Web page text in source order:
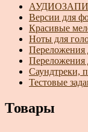
Версии для
Красивые
Ноты для
Переложения
Переложения
Саундтреки,
Тестовые
Товары